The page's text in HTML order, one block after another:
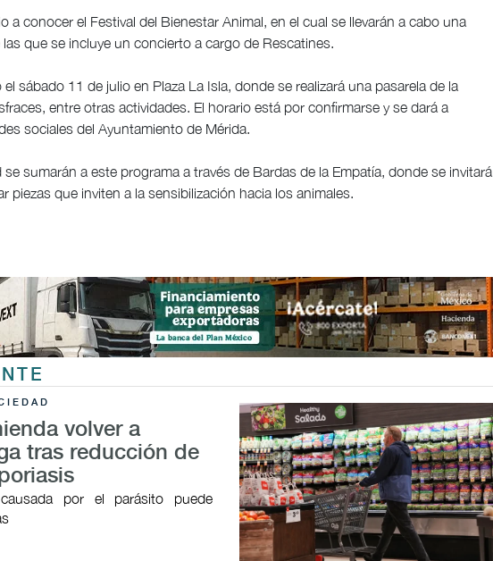
a conocer el Festival del Bienestar Animal, en el cual se llevarán a cabo una
que se incluye un concierto a cargo de Rescatines.
el sábado 11 de julio en Plaza La Isla, donde se realizará una pasarela de la
entre otras actividades. El horario está por confirmarse y se dará a
sociales del Ayuntamiento de Mérida.
sumarán a este programa a través de Bardas de la Empatía, donde se invitará
piezas que inviten a la sensibilización hacia los animales.
volver a
tras reducción de
por el parásito puede